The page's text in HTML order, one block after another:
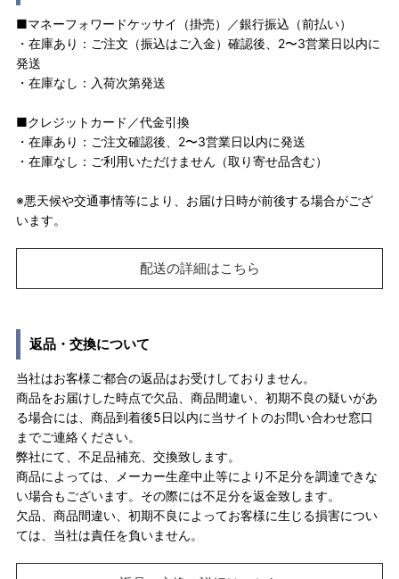
■マネーフォワードケッサイ（掛売）／銀行振込（前払い）
・在庫あり：ご注文（振込はご入金）確認後、2〜3営業日以内に
発送
・在庫なし：入荷次第発送
■クレジットカード／代金引換
・在庫あり：ご注文確認後、2〜3営業日以内に発送
・在庫なし：ご利用いただけません（取り寄せ品含む）
※悪天候や交通事情等により、お届け日時が前後する場合がござ
います。
配送の詳細はこちら
返品・交換について
当社はお客様ご都合の返品はお受けしておりません。
商品をお届けした時点で欠品、商品間違い、初期不良の疑いがあ
る場合には、商品到着後5日以内に当サイトのお問い合わせ窓口
までご連絡ください。
弊社にて、不足品補充、交換致します。
商品によっては、メーカー生産中止等により不足分を調達できな
い場合もございます。その際には不足分を返金致します。
欠品、商品間違い、初期不良によってお客様に生じる損害につい
ては、当社は責任を負いません。